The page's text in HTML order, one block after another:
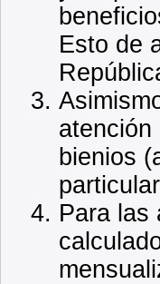
Esto de
atención
bienios
Para las